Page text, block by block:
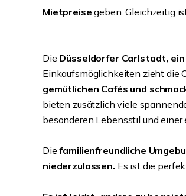
Mietpreise geben. Gleichzeitig
Die Düsseldorfer Carlstadt,
Einkaufsmöglichkeiten zieht die
gemütlichen Cafés und
bieten zusätzlich viele
besonderen Lebensstil und
Diefamilienfreundliche
niederzulassen. Es ist die